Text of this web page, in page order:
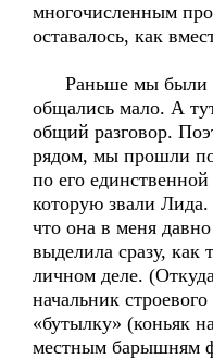
многочисленным
оставалось, как
Раньше мы были
общались мало. А
общий разговор.
рядом, мы прошли
по его
которую звали
что она в меня
выделила сразу, как
личном деле.
начальник
«бутылку» (коньяк
местным барышням